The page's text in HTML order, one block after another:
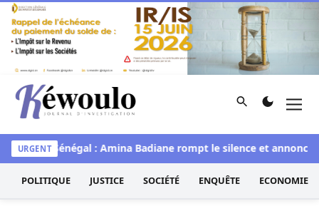
Aller au contenu
Kéwoulo, le premier site d'information et d'investigation
Rechercher
URGENT
Miss Sénégal : Amina Badiane rompt le silence et annonce
POLITIQUE JUSTICE SOCIÉTÉ ENQUÊTE ECONOMIE